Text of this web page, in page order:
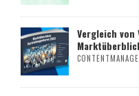
Vergleich